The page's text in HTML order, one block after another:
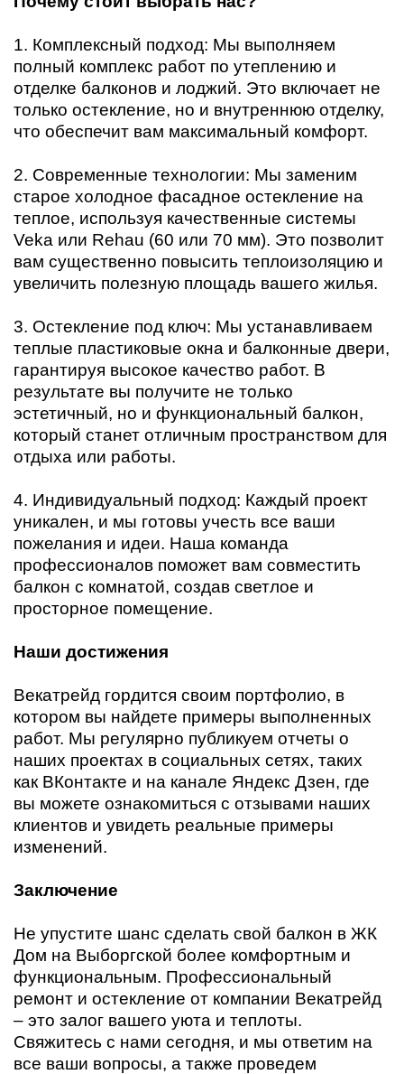
1. Комплексный подход: Мы выполняем
полный комплекс работ по утеплению и
отделке балконов и лоджий. Это включает не
только остекление, но и внутреннюю отделку,
что обеспечит вам максимальный комфорт.
2. Современные технологии: Мы заменим
старое холодное фасадное остекление на
теплое, используя качественные системы
Veka или Rehau (60 или 70 мм). Это позволит
вам существенно повысить теплоизоляцию и
увеличить полезную площадь вашего жилья.
3. Остекление под ключ: Мы устанавливаем
теплые пластиковые окна и балконные двери,
гарантируя высокое качество работ. В
результате вы получите не только
эстетичный, но и функциональный балкон,
который станет отличным пространством для
отдыха или работы.
4. Индивидуальный подход: Каждый проект
уникален, и мы готовы учесть все ваши
пожелания и идеи. Наша команда
профессионалов поможет вам совместить
балкон с комнатой, создав светлое и
просторное помещение.
Наши достижения
Векатрейд гордится своим портфолио, в
котором вы найдете примеры выполненных
работ. Мы регулярно публикуем отчеты о
наших проектах в социальных сетях, таких
как ВКонтакте и на канале Яндекс Дзен, где
вы можете ознакомиться с отзывами наших
клиентов и увидеть реальные примеры
изменений.
Заключение
Не упустите шанс сделать свой балкон в ЖК
Дом на Выборгской более комфортным и
функциональным. Профессиональный
ремонт и остекление от компании Векатрейд
– это залог вашего уюта и теплоты.
Свяжитесь с нами сегодня, и мы ответим на
все ваши вопросы, а также проведем